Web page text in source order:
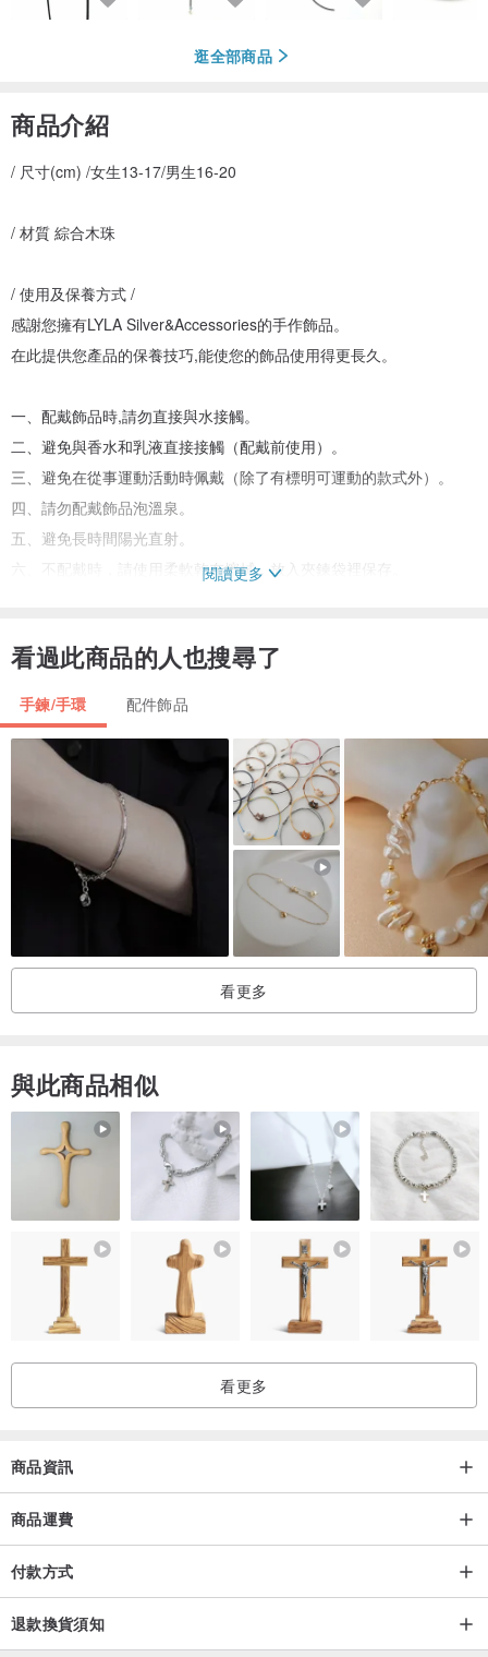
逛全部商品
商品介紹
/ 尺寸(cm) /女生13-17/男生16-20
/ 材質 綜合木珠
/ 使用及保養方式 /
感謝您擁有LYLA Silver&Accessories的手作飾品。
在此提供您產品的保養技巧,能使您的飾品使用得更長久。
一、配戴飾品時,請勿直接與水接觸。
二、避免與香水和乳液直接接觸（配戴前使用）。
三、避免在從事運動活動時佩戴（除了有標明可運動的款式外）。
四、請勿配戴飾品泡溫泉。
五、避免長時間陽光直射。
六、不配戴時，請使用柔軟乾布擦拭，放入夾鍊袋裡保存。
/ 手圍測量 /
手圍的size可以客製化，所以不用擔心太大或太小。
手圍以公分做計算，用繩子繞手一圈，做下記號，再用尺進行測量。
我們需要您手的“實圍”，所以不用量太鬆或太緊。
閱讀更多
看過此商品的人也搜尋了
手鍊/手環 配件飾品
看更多
與此商品相似
看更多
商品資訊
商品運費
付款方式
退款換貨須知